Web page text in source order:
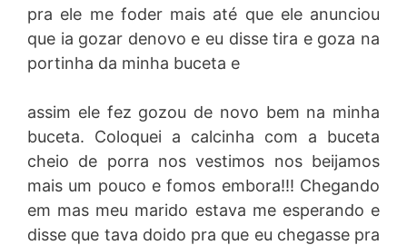
pra ele me foder mais até que ele anunciou
que ia gozar denovo e eu disse tira e goza na
portinha da minha buceta e
assim ele fez gozou de novo bem na minha
buceta. Coloquei a calcinha com a buceta
cheio de porra nos vestimos nos beijamos
mais um pouco e fomos embora!!! Chegando
em mas meu marido estava me esperando e
disse que tava doido pra que eu chegasse pra